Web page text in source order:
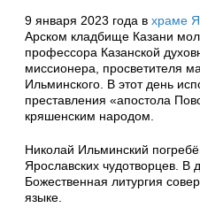
9 января 2023 года в храме
Арском кладбище Казани
профессора Казанской
миссионера, просветителя
Ильминского. В этот день
преставления «апостола
кряшенским народом.
Николай Ильминский
Ярославских чудотворцев. В
Божественная литургия
языке.